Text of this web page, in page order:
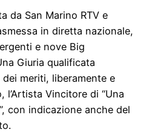
da San Marino RTV e
in diretta nazionale,
e nove Big
Giuria qualificata
meriti, liberamente e
l’Artista Vincitore di “Una
con indicazione anche del